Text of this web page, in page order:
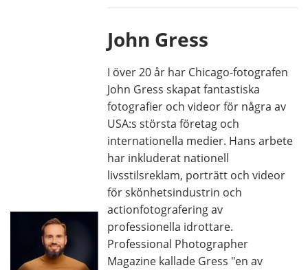
John Gress
I över 20 år har Chicago-fotografen
John Gress skapat fantastiska
fotografier och videor för några av
USA:s största företag och
internationella medier. Hans arbete
har inkluderat nationell
livsstilsreklam, porträtt och videor
för skönhetsindustrin och
actionfotografering av
professionella idrottare.
Professional Photographer
Magazine kallade Gress "en av